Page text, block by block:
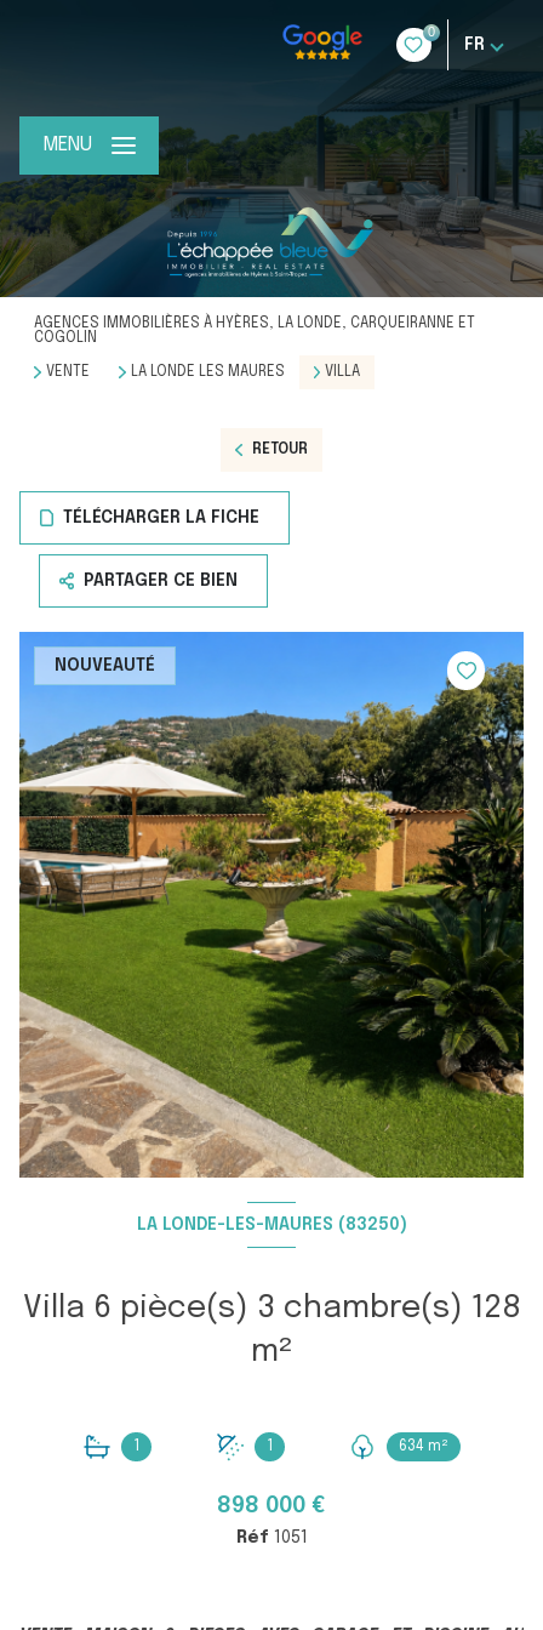
0
FR
MENU
AGENCES IMMOBILIÈRES À HYÈRES, LA LONDE, CARQUEIRANNE ET
COGOLIN
VENTE LA LONDE LES MAURES VILLA
RETOUR
TÉLÉCHARGER LA FICHE
PARTAGER CE BIEN
NOUVEAUTÉ
LA LONDE-LES-MAURES (83250)
Villa 6 pièce(s) 3 chambre(s) 128
m²
634 m²
898 000 €
Réf 1051